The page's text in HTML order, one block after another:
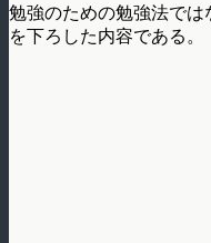
勉強のための勉強法で
を下ろした内容である。